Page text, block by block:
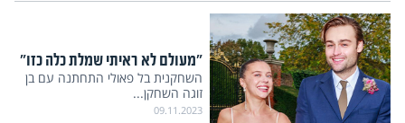
"מעולם לא ראיתי שמלת כלה כזו"
השחקנית בל פאולי התחתנה עם בן
זוגה השחקן...
09.11.2023